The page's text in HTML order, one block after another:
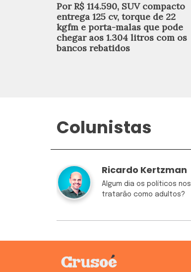
Por R$ 114.590, SUV compacto
entrega 125 cv, torque de 22
kgfm e porta-malas que pode
chegar aos 1.304 litros com os
bancos rebatidos
Colunistas
Ricardo Kertzman
Algum dia os políticos nos
tratarão como adultos?